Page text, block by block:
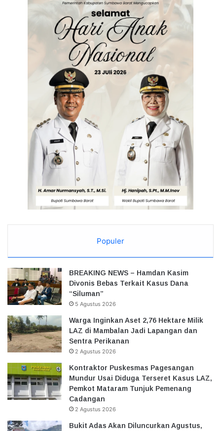
Populer
BREAKING NEWS – Hamdan Kasim
Divonis Bebas Terkait Kasus Dana
“Siluman”
5 Agustus 2026
Warga Inginkan Aset 2,76 Hektare Milik
LAZ di Mambalan Jadi Lapangan dan
Sentra Perikanan
2 Agustus 2026
Kontraktor Puskesmas Pagesangan
Mundur Usai Diduga Terseret Kasus LAZ,
Pemkot Mataram Tunjuk Pemenang
Cadangan
2 Agustus 2026
Bukit Adas Akan Diluncurkan Agustus,